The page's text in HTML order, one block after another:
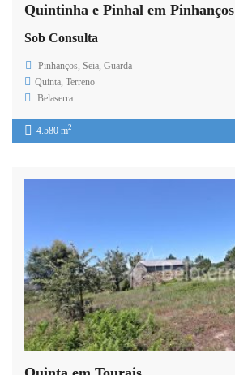
Quintinha e Pinhal em Pinhanços
Sob Consulta
Pinhanços, Seia, Guarda
Quinta Terreno
Belaserra
4.580 m2